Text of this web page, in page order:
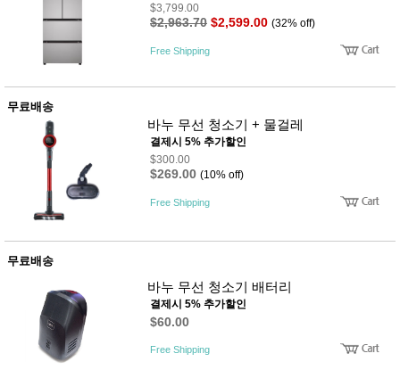
용품
성장발
용품
패
션
어른내
의
유/아동
가방/지
갑/케이
패션/잡
활제
일상 돋
보기
침구용
생활/욕
실/청소
용품
WALL
$3,799.00
$2,963.70 $2,599.00 (32% off)
Free Shipping
무료배송
바누 무선 청소기 + 물걸레
결제시 5% 추가할인
$300.00
$269.00 (10% off)
Free Shipping
무료배송
바누 무선 청소기 배터리
결제시 5% 추가할인
$60.00
Free Shipping